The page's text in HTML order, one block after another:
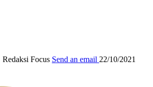
Redaksi Focus Send an email 22/10/2021